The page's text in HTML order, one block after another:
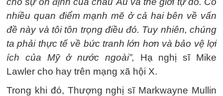
nhiều quan điểm mạnh mẽ ở cả hai bên về vấn
đề này và tôi tôn trọng điều đó. Tuy nhiên, chúng
ta phải thực tế về bức tranh lớn hơn và bảo vệ lợi
ích của Mỹ ở nước ngoài”, Hạ nghị sĩ Mike
Lawler cho hay trên mạng xã hội X.
Trong khi đó, Thượng nghị sĩ Markwayne Mullin